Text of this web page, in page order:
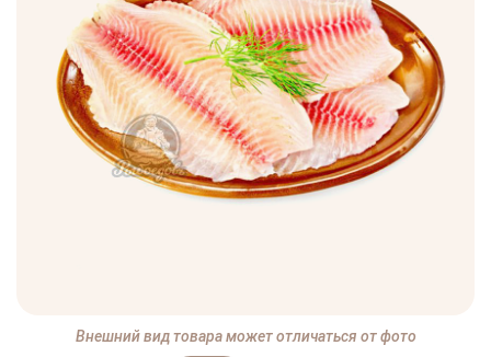
Внешний вид товара может отличаться от фото